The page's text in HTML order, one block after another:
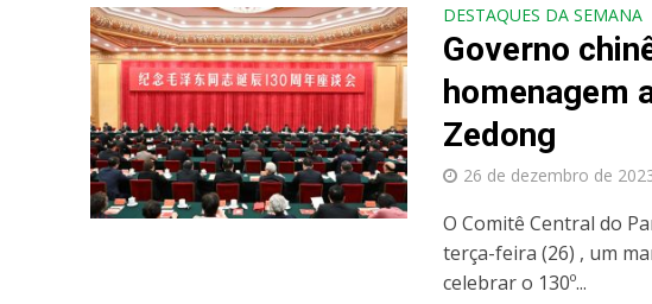
DESTAQUES DA SEMANA
Governo
homenagem
Zedong
26 de dezembro de
O Comitê Central do
terça-feira (26) , um
celebrar o 130º...